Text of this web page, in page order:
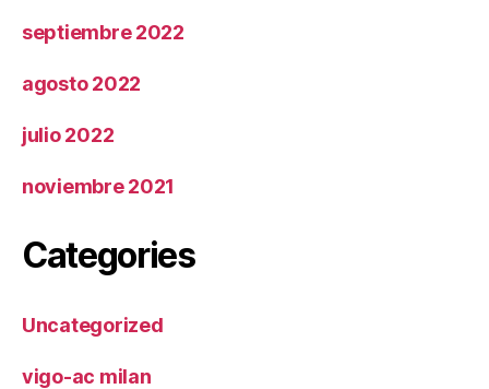
septiembre 2022
agosto 2022
julio 2022
noviembre 2021
Categories
Uncategorized
vigo-ac milan